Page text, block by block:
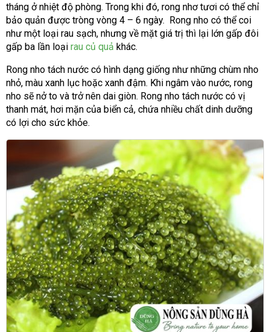
tháng ở nhiệt độ phòng. Trong khi đó, rong nhơ tươi có thể chỉ
bảo quản được tròng vòng 4 – 6 ngày. Rong nho có thể coi
như một loại rau sạch, nhưng về mặt giá trị thì lại lớn gấp đôi
gấp ba lần loại rau củ quả khác.
Rong nho tách nước có hình dạng giống như những chùm nho
nhỏ, màu xanh lục hoặc xanh đậm. Khi ngâm vào nước, rong
nho sẽ nở to và trở nên dai giòn. Rong nho tách nước có vị
thanh mát, hơi mặn của biển cả, chứa nhiều chất dinh dưỡng
có lợi cho sức khỏe.